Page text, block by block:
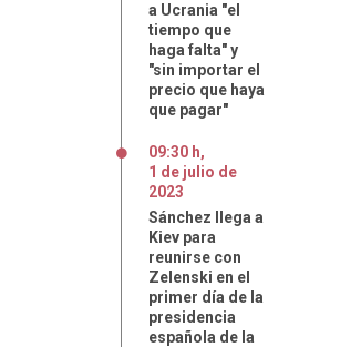
a Ucrania "el
tiempo que
haga falta" y
"sin importar el
precio que haya
que pagar"
09:30 h,
1 de julio de
2023
Sánchez llega a
Kiev para
reunirse con
Zelenski en el
primer día de la
presidencia
española de la